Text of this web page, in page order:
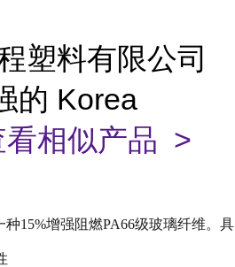
塑料有限公司
的 Korea
看相似产品 >
种15%增强阻燃PA66级玻璃纤维。具